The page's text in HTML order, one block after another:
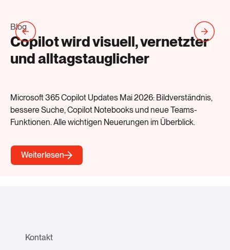
Blog
Copilot wird visuell, vernetzter
und alltagstauglicher
Microsoft 365 Copilot Updates Mai 2026: Bildverständnis,
bessere Suche, Copilot Notebooks und neue Teams-
Funktionen. Alle wichtigen Neuerungen im Überblick.
Weiterlesen
Kontakt